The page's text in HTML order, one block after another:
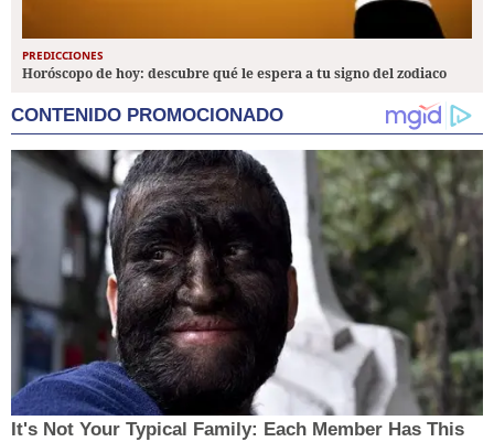
PREDICCIONES
Horóscopo de hoy: descubre qué le espera a tu signo del zodiaco
CONTENIDO PROMOCIONADO
It's Not Your Typical Family: Each Member Has This